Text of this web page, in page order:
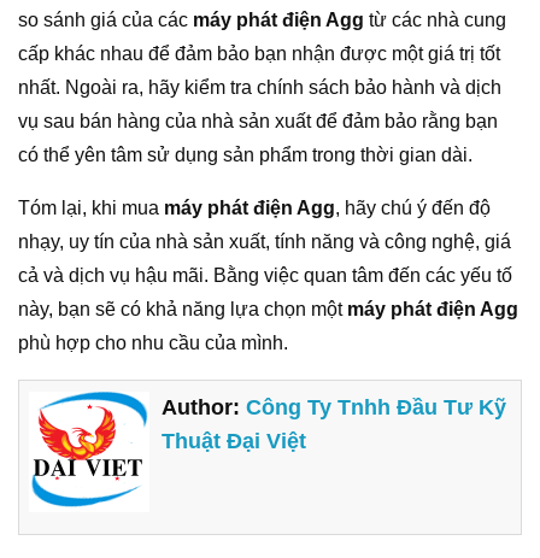
so sánh giá của các máy phát điện Agg từ các nhà cung
cấp khác nhau để đảm bảo bạn nhận được một giá trị tốt
nhất. Ngoài ra, hãy kiểm tra chính sách bảo hành và dịch
vụ sau bán hàng của nhà sản xuất để đảm bảo rằng bạn
có thể yên tâm sử dụng sản phẩm trong thời gian dài.
Tóm lại, khi mua máy phát điện Agg, hãy chú ý đến độ
nhạy, uy tín của nhà sản xuất, tính năng và công nghệ, giá
cả và dịch vụ hậu mãi. Bằng việc quan tâm đến các yếu tố
này, bạn sẽ có khả năng lựa chọn một máy phát điện Agg
phù hợp cho nhu cầu của mình.
Author:Công Ty Tnhh Đầu Tư Kỹ
Thuật Đại Việt